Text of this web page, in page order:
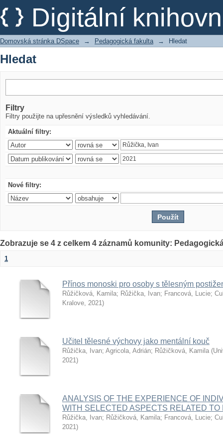
Digitální
Hledat
Domovská stránka DSpace → Pedagogická fakulta → Hledat
Hledat
Filtry
Filtry použijte na upřesnění výsledků vyhledávání.
Aktuální filtry:
Nové filtry:
Zobrazuje se 4 z celkem 4 záznamů komunity:
1
Přínos monoski pro osoby s tělesným
Růžičková, Kamila; Růžička, Ivan; Francová, Lucie;
Kralove, 2021)
Učitel tělesné výchovy jako mentální kouč
Růžička, Ivan; Agricola, Adrián; Růžičková, Kamila (
2021)
ANALYSIS OF THE EXPERIENCE OF
WITH SELECTED ASPECTS RELATED TO
Růžička, Ivan; Růžičková, Kamila; Francová, Lucie;
2021)